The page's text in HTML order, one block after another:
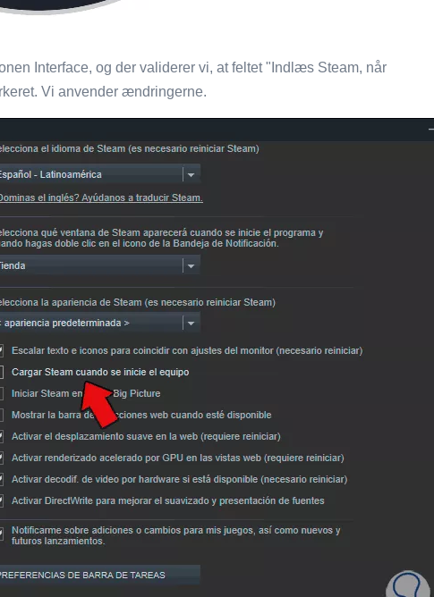
Interface, og der validerer vi, at feltet "Indlæs Steam, når
Vi anvender ændringerne.